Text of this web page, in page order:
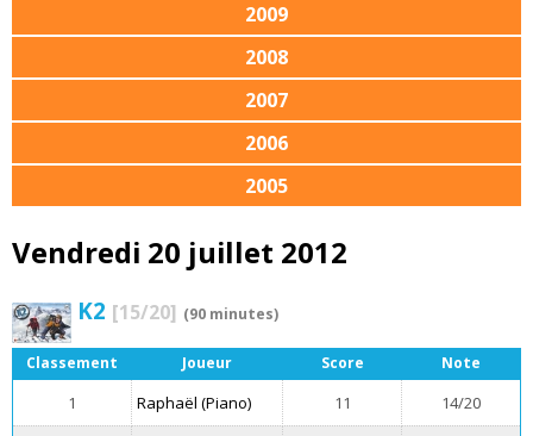
2009
2008
2007
2006
2005
Vendredi 20 juillet 2012
K2 [15/20] (90 minutes)
Classement Joueur Score Note
1 Raphaël (Piano) 11 14/20